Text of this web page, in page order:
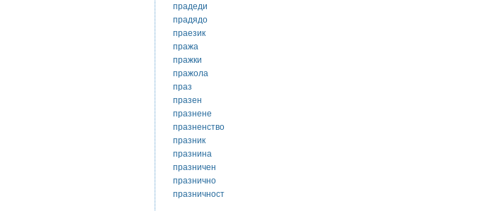
прадеди
прадядо
праезик
пража
пражки
пражола
праз
празен
празнене
празненство
празник
празнина
празничен
празнично
празничност